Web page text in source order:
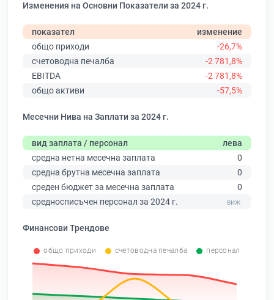
Изменения на Основни Показатели за 2024 г.
показател
изменение
общо приходи
-26,7%
счетоводна печалба
-2 781,8%
EBITDA
-2 781,8%
общо активи
-57,5%
Месечни Нива на Заплати за 2024 г.
вид заплата / персонал
лева
средна нетна месечна заплата
0
средна брутна месечна заплата
0
среден бюджет за месечна заплата
0
средносписъчен персонал за 2024 г.
Финансови Трендове
общо приходи счетоводна печалба персонал